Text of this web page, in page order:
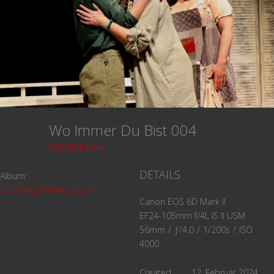
Wo Immer Du Bist 004
SM-WPAdmin
Album:
2024_Wo_immer_du_bist
DETAILS
Canon EOS 6D Mark II
EF24-105mm f/4L IS II USM
56mm / ƒ/4.0 / 1/200s / ISO
4000